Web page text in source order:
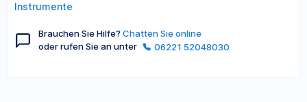
Instrumente
Brauchen Sie Hilfe? Chatten Sie online
oder rufen Sie an unter
06221 52048030